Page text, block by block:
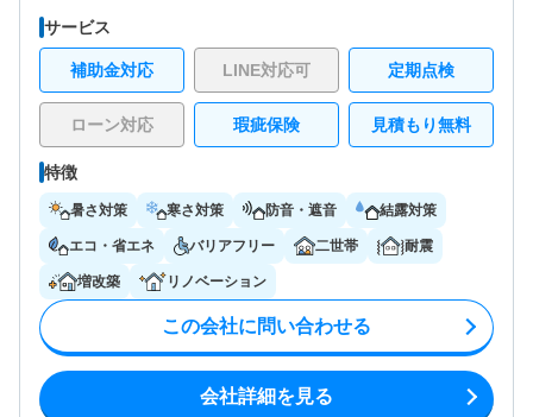
サービス
補助金対応 LINE対応可 定期点検
ローン対応 瑕疵保険 見積もり無料
特徴
暑さ対策 寒さ対策 防音・遮音 結露対策
エコ・省エネ バリアフリー 二世帯 耐震
増改築 リノベーション
この会社に問い合わせる
会社詳細を見る